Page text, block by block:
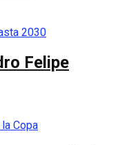
Felipe